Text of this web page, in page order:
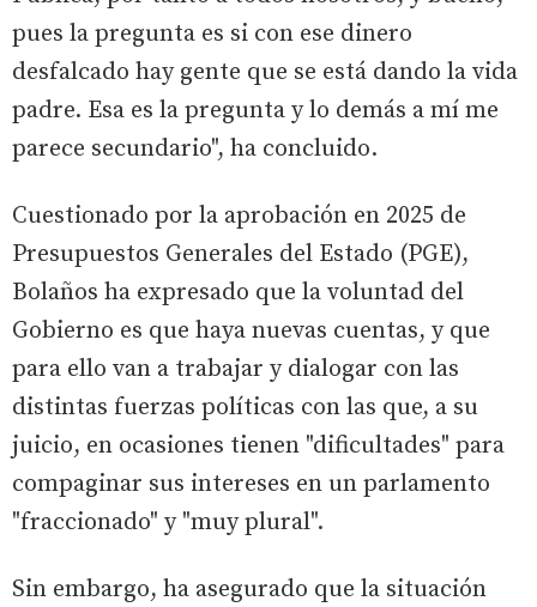
pues la pregunta es si con ese dinero
desfalcado hay gente que se está dando la vida
padre. Esa es la pregunta y lo demás a mí me
parece secundario", ha concluido.
Cuestionado por la aprobación en 2025 de
Presupuestos Generales del Estado (PGE),
Bolaños ha expresado que la voluntad del
Gobierno es que haya nuevas cuentas, y que
para ello van a trabajar y dialogar con las
distintas fuerzas políticas con las que, a su
juicio, en ocasiones tienen "dificultades" para
compaginar sus intereses en un parlamento
"fraccionado" y "muy plural".
Sin embargo, ha asegurado que la situación